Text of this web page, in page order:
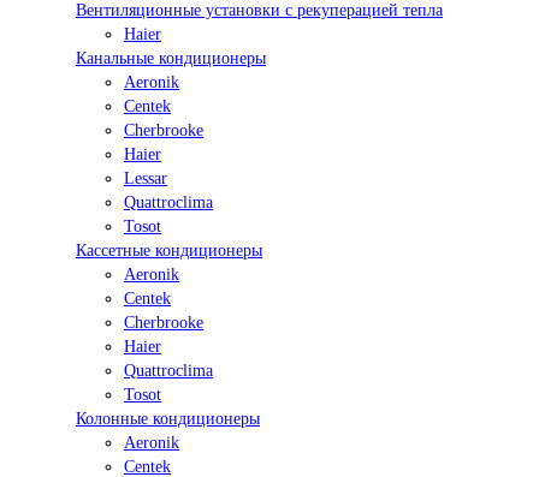
Вентиляционные установки с рекуперацией тепла
Haier
Канальные кондиционеры
Aeronik
Centek
Cherbrooke
Haier
Lessar
Quattroclima
Tosot
Кассетные кондиционеры
Aeronik
Centek
Cherbrooke
Haier
Quattroclima
Tosot
Колонные кондиционеры
Aeronik
Centek